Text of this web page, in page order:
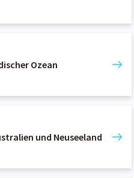
Ozean
und Neuseeland